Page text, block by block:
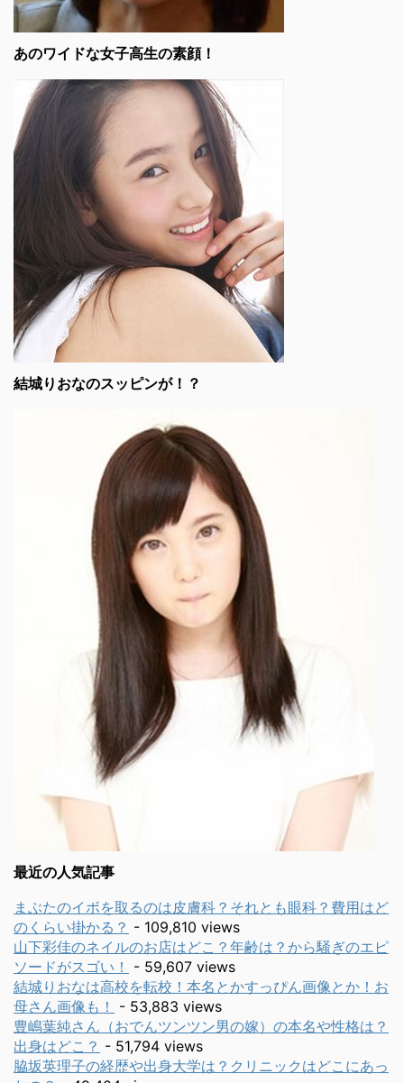
あのワイドな女子高生の素顔！
結城りおなのスッピンが！？
最近の人気記事
まぶたのイボを取るのは皮膚科？それとも眼科？費用はど
のくらい掛かる？ - 109,810 views
山下彩佳のネイルのお店はどこ？年齢は？から騒ぎのエピ
ソードがスゴい！
- 59,607 views
結城りおなは高校を転校！本名とかすっぴん画像とか！お
母さん画像も！
- 53,883 views
豊嶋葉純さん（おでんツンツン男の嫁）の本名や性格は？
出身はどこ？ - 51,794 views
脇坂英理子の経歴や出身大学は？クリニックはどこにあっ